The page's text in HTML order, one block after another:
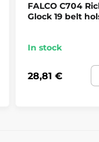
FALCO C704
Glock 19 belt
In stock
28,81 €